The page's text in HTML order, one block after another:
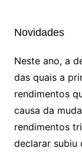
Novidades
Neste ano, a
das quais a
rendimentos
causa da
rendimentos
declarar subiu